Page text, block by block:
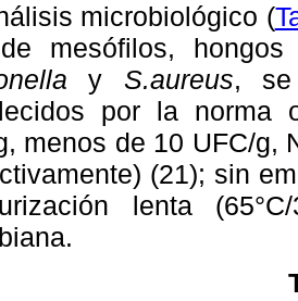
microbiológico (
mesófilos,
y S.aureus, se
por la norma
menos de 10 UFC/g,
(21); sin
lenta